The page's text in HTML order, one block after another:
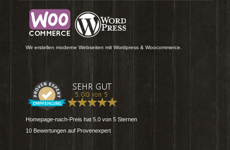
Wir erstellen moderne Webseiten mit Wordpress & Woocommerce.
Homepage-nach-Preis hat 5.0 von 5 Sternen
10 Bewertungen auf Provenexpert